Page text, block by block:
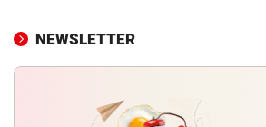
NEWSLETTER